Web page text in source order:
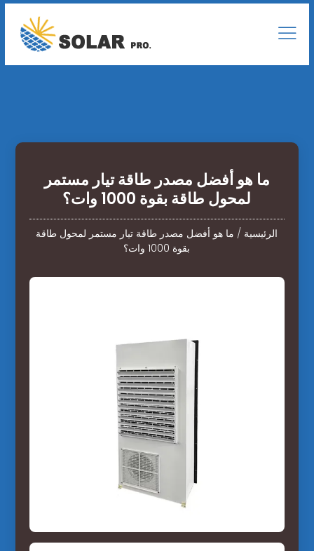
ما هو أفضل مصدر طاقة تيار مستمر
لمحول طاقة بقوة 1000 وات؟
الرئيسية / ما هو أفضل مصدر طاقة تيار مستمر لمحول طاقة
بقوة 1000 وات؟